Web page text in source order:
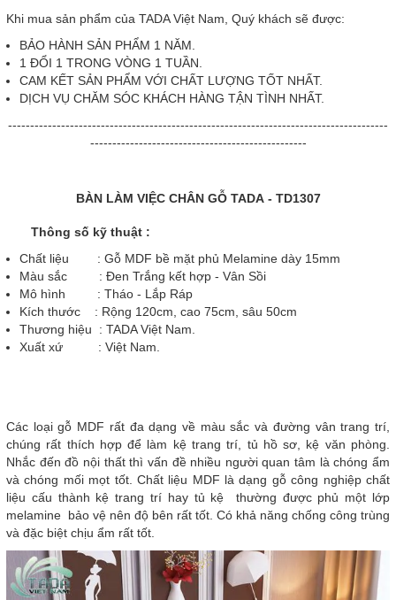
Khi mua sản phẩm của TADA Việt Nam, Quý khách sẽ được:
BẢO HÀNH SẢN PHẨM 1 NĂM.
1 ĐỔI 1 TRONG VÒNG 1 TUẦN.
CAM KẾT SẢN PHẨM VỚI CHẤT LƯỢNG TỐT NHẤT.
DỊCH VỤ CHĂM SÓC KHÁCH HÀNG TẬN TÌNH NHẤT.
--------------------------------------------------------------------------------------
-------------------------------------------------
BÀN LÀM VIỆC CHÂN GỖ TADA - TD1307
Thông số kỹ thuật :
Chất liệu : Gỗ MDF bề mặt phủ Melamine dày 15mm
Màu sắc : Đen Trắng kết hợp - Vân Sồi
Mô hình : Tháo - Lắp Ráp
Kích thước : Rộng 120cm, cao 75cm, sâu 50cm
Thương hiệu : TADA Việt Nam.
Xuất xứ : Việt Nam.
Các loại gỗ MDF rất đa dạng về màu sắc và đường vân trang trí,
chúng rất thích hợp để làm kệ trang trí, tủ hồ sơ, kệ văn phòng.
Nhắc đến đồ nội thất thì vấn đề nhiều người quan tâm là chóng ẩm
và chóng mối mọt tốt. Chất liệu MDF là dạng gỗ công nghiệp chất
liệu cấu thành kệ trang trí hay tủ kệ thường được phủ một lớp
melamine bảo vệ nên độ bên rất tốt. Có khả năng chống công trùng
và đặc biệt chịu ẩm rất tốt.